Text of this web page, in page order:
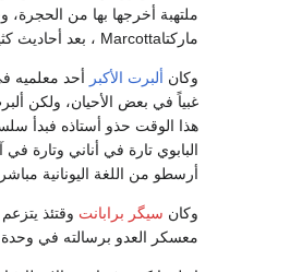
ماركتاMarcotta ، بعد أحاديث كثيرة معه، راهبة بندكتيه.
وكان ألبرت الأكبر
أرسطو من اللغة اليونانية
وكان سيگر برابانت وقتئذ
معسكر العدو برسالته في وحدة العقل ضد فلسفة ابن رشد